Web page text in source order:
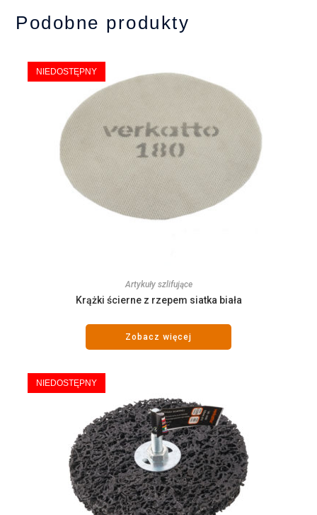
Podobne produkty
NIEDOSTĘPNY
Artykuły szlifujące
Krążki ścierne z rzepem siatka biała
Zobacz więcej
NIEDOSTĘPNY